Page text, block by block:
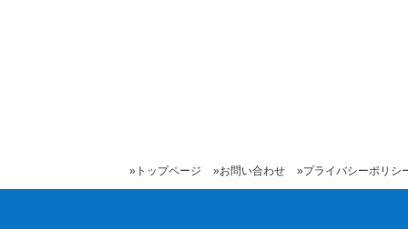
»トップページ »お問い合わせ »プライバシーポリシ